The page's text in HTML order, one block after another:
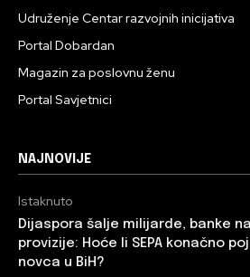
Udruženje Centar razvojnih inicijativa
Portal Dobardan
Magazin za poslovnu ženu
Portal Savjetnici
NAJNOVIJE
Istaknuto
Dijaspora šalje milijarde, banke
provizije: Hoće li SEPA konačno
novca u BiH?